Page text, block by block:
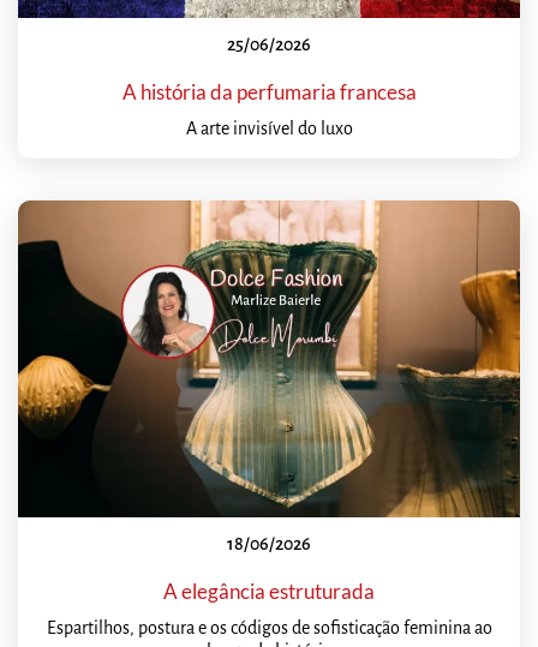
25/06/2026
A história da perfumaria francesa
A arte invisível do luxo
18/06/2026
A elegância estruturada
Espartilhos, postura e os códigos de sofisticação feminina ao